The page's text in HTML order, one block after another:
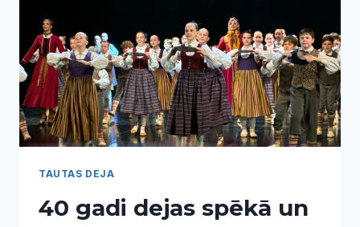
TAUTAS DEJA
40 gadi dejas spēkā un